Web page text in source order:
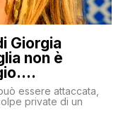
Giorgia
non è
essere attaccata,
private di un